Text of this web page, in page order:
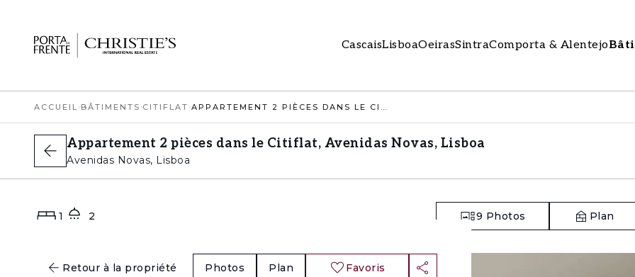
CascaisLisboaOeirasSintraComporta & Alentejo
ACCUEIL › BÂTIMENTS ›CITIFLAT › APPARTEMENT 2 PIÈCES DANS LE CITIFLAT, AVENIDAS NOVAS, LISBOA
Appartement 2 pièces dans le Citiflat, Avenidas Novas, Lisboa
Avenidas Novas, Lisboa
1 2 9 Photos Plan
Retour à la propriété Photos Plan Favoris